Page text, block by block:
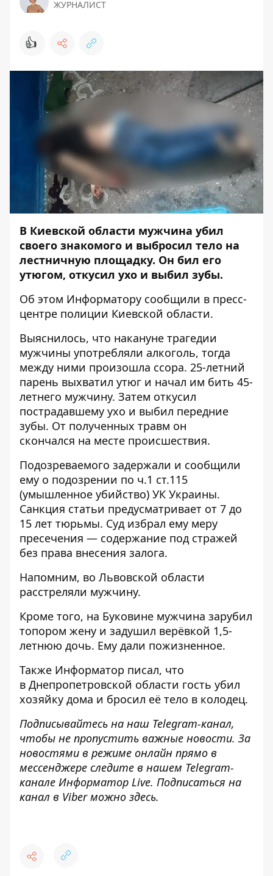
ЖУРНАЛИСТ
👍
В Киевской области мужчина убил
своего знакомого и выбросил тело на
лестничную площадку. Он бил его
утюгом, откусил ухо и выбил зубы.
Об этом Информатору сообщили в пресс-
центре полиции Киевской области.
Выяснилось, что накануне трагедии
мужчины употребляли алкоголь, тогда
между ними произошла ссора. 25-летний
парень выхватил утюг и начал им бить 45-
летнего мужчину. Затем откусил
пострадавшему ухо и выбил передние
зубы. От полученных травм он
скончался на месте происшествия.
Подозреваемого задержали и сообщили
ему о подозрении по ч.1 ст.115
(умышленное убийство) УК Украины.
Санкция статьи предусматривает от 7 до
15 лет тюрьмы. Суд избрал ему меру
пресечения — содержание под стражей
без права внесения залога.
Напомним, во Львовской области
расстреляли мужчину.
Кроме того, на Буковине мужчина зарубил
топором жену и задушил верёвкой 1,5-
летнюю дочь. Ему дали пожизненное.
Также Информатор писал, что
в Днепропетровской области гость убил
хозяйку дома и бросил её тело в колодец.
Подписывайтесь на наш Telegram-канал,
чтобы не пропустить важные новости. За
новостями в режиме онлайн прямо в
мессенджере следите в нашем Telegram-
канале Информатор Live. Подписаться на
канал в Viber можно здесь.